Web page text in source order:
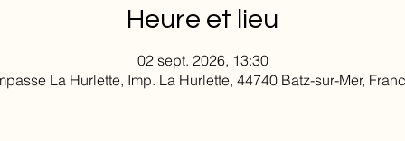
Heure et lieu
02 sept. 2026, 13:30
La Hurlette, Imp. La Hurlette, 44740 Batz-sur-Mer,